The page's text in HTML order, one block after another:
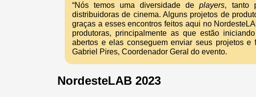
“Nós temos uma diversidade de players, tanto
distribuidoras de cinema. Alguns projetos de
graças a esses encontros feitos aqui no
produtoras, principalmente as que estão
abertos e elas conseguem enviar seus projetos e
Gabriel Pires, Coordenador Geral do evento.
NordesteLAB 2023